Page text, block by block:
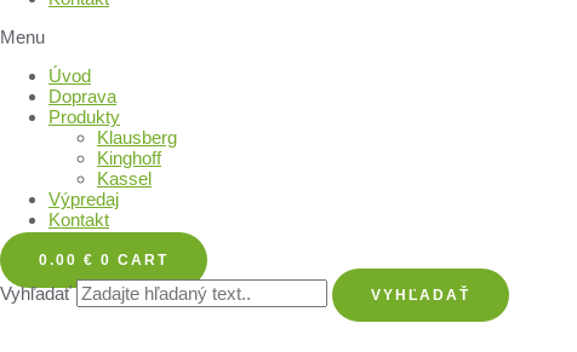
Menu
Úvod
Doprava
Produkty
Klausberg
Kinghoff
Kassel
Výpredaj
Kontakt
0.00 € 0 CART
Vyhľadať VYHĽADAŤ